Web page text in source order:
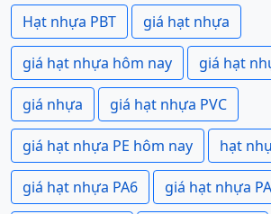
Hạt nhựa PBT giá hạt nhựa
giá hạt nhựa hôm nay giá hạt
giá nhựa giá hạt nhựa PVC
giá hạt nhựa PE hôm nay hạt
giá hạt nhựa PA6 giá hạt nhựa